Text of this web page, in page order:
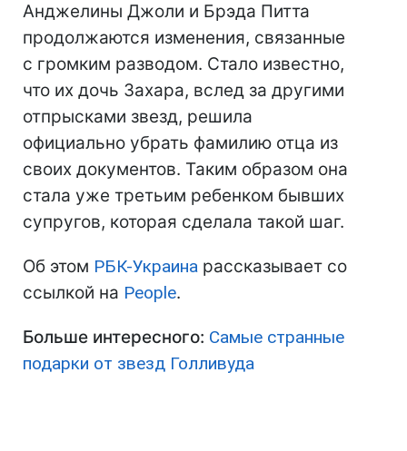
Анджелины Джоли и Брэда Питта
продолжаются изменения, связанные
с громким разводом. Стало известно,
что их дочь Захара, вслед за другими
отпрысками звезд, решила
официально убрать фамилию отца из
своих документов. Таким образом она
стала уже третьим ребенком бывших
супругов, которая сделала такой шаг.
Об этом РБК-Украина рассказывает со
ссылкой на Рeople.
Больше интересного: Самые странные
подарки от звезд Голливуда